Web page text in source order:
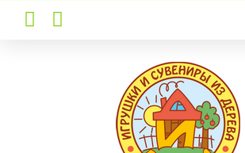
to
content